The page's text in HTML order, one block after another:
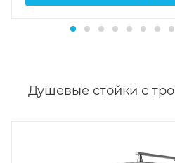
Душевые стойки с